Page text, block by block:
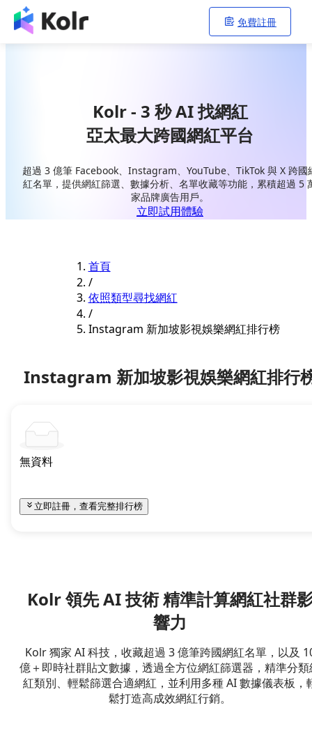
免費註冊
Kolr - 3 秒 AI 找網紅
亞太最大跨國網紅平台
超過 3 億筆 Facebook、Instagram、YouTube、TikTok 與 X 跨國
紅名單，提供網紅篩選、數據分析、名單收藏等功能，累積超過 5
家品牌廣告用戶。
立即試用體驗
首頁
/
依照類型尋找網紅
/
Instagram 新加坡影視娛樂網紅排行榜
Instagram 新加坡影視娛樂網紅排行
無資料
立即註冊，查看完整排行榜
Kolr 領先 AI 技術 精準計算網紅社群
響力
Kolr 獨家 AI 科技，收藏超過 3 億筆跨國網紅名單，以及
億＋即時社群貼文數據，透過全方位網紅篩選器，精準分類
紅類別、輕鬆篩選合適網紅，並利用多種 AI 數據儀表板，
鬆打造高成效網紅行銷。